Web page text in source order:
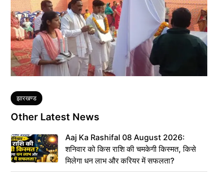
Tags
झारखण्ड
Other Latest News
Aaj Ka Rashifal 08 August 2026:
शनिवार को किस राशि की चमकेगी किस्मत, किसे
मिलेगा धन लाभ और करियर में सफलता?